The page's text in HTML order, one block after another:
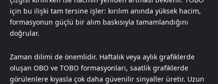
için bu ilişki tam tersine işler: kırılım anında yüksek hacim,
formasyonun güçlü bir alım baskısıyla tamamlandığını
doğrular.
Zaman dilimi de önemlidir. Haftalık veya aylık grafiklerde
oluşan OBO ve TOBO formasyonları, saatlik grafiklerde
görülenlere kıyasla çok daha güvenilir sinyaller üretir. Uzun